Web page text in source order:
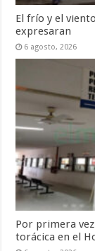
El frío y el
expresaran
6 agosto, 2026
Por primera
torácica en el